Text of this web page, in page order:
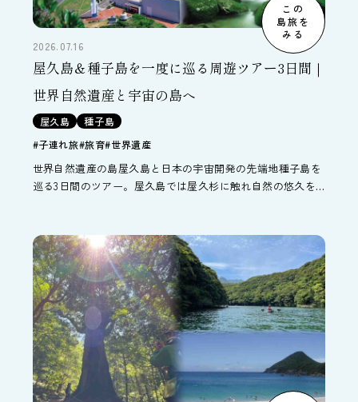
この
島旅を
みる
2026.07.16
屋久島＆種子島を一度に巡る周遊ツアー3日間｜
世界自然遺産と宇宙の島へ
屋久島
種子島
#子連れ旅#旅育#世界遺産
世界自然遺産の島屋久島と日本の宇宙開発の先端地種子島を
巡る3日間のツアー。屋久島では屋久杉に触れ自然の悠久を
に触れることができます。子ども連れの家族旅行にオススメ
のプランです。